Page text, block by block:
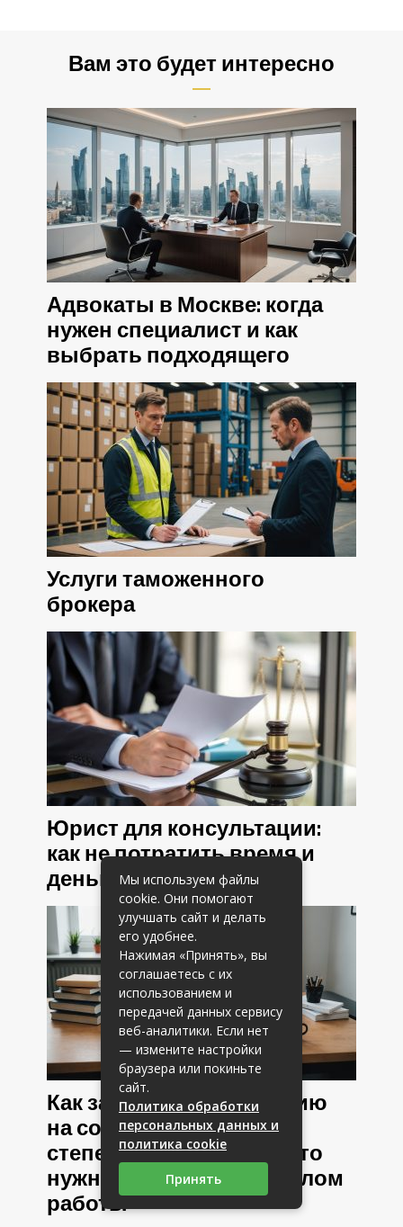
Вам это будет интересно
Адвокаты в Москве: когда
нужен специалист и как
выбрать подходящего
Услуги таможенного
брокера
Юрист для консультации:
как не потратить время и
деньги зря
Как заказать диссертацию
на соискание ученой
степени доктора наук: что
нужно знать перед началом
работы
Мы используем файлы
cookie. Они помогают
улучшать сайт и делать
его удобнее.
Нажимая «Принять», вы
соглашаетесь с их
использованием и
передачей данных сервису
веб-аналитики. Если нет
— измените настройки
браузера или покиньте
сайт.
Политика обработки
персональных данных и
политика cookie
Принять